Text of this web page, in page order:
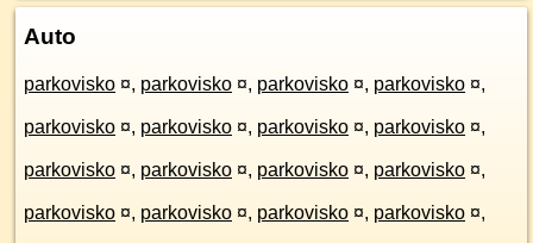
Auto
parkovisko ¤, parkovisko ¤, parkovisko ¤, parkovisko ¤,
parkovisko ¤, parkovisko ¤, parkovisko ¤, parkovisko ¤,
parkovisko ¤, parkovisko ¤, parkovisko ¤, parkovisko ¤,
parkovisko ¤, parkovisko ¤, parkovisko ¤, parkovisko ¤,